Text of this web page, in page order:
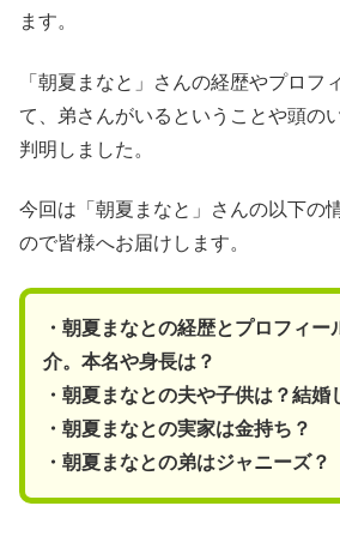
ます。
「朝夏まなと」さんの経歴やプロフ
て、弟さんがいるということや頭の
判明しました。
今回は「朝夏まなと」さんの以下の
ので皆様へお届けします。
・朝夏まなとの経歴とプロフィ
介。本名や身長は？
・朝夏まなとの夫や子供は？結婚
・朝夏まなとの実家は金持ち？
・朝夏まなとの弟はジャニーズ？